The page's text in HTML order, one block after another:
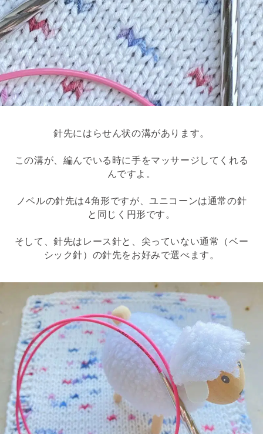
針先にはらせん状の溝があります。
この溝が、編んでいる時に手をマッサージしてくれる
んですよ。
ノベルの針先は4角形ですが、ユニコーンは通常の針
と同じく円形です。
そして、針先はレース針と、尖っていない通常（ベー
シック針）の針先をお好みで選べます。